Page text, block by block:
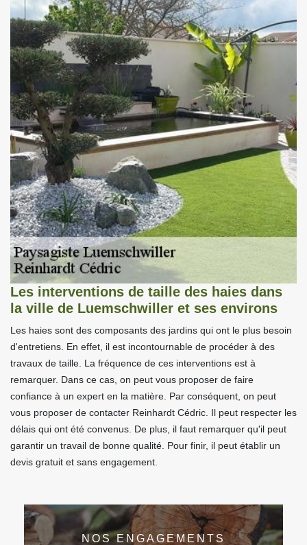
Les interventions de taille des haies dans
la ville de Luemschwiller et ses environs
Les haies sont des composants des jardins qui ont le plus besoin
d'entretiens. En effet, il est incontournable de procéder à des
travaux de taille. La fréquence de ces interventions est à
remarquer. Dans ce cas, on peut vous proposer de faire
confiance à un expert en la matière. Par conséquent, on peut
vous proposer de contacter Reinhardt Cédric. Il peut respecter les
délais qui ont été convenus. De plus, il faut remarquer qu'il peut
garantir un travail de bonne qualité. Pour finir, il peut établir un
devis gratuit et sans engagement.
NOS ENGAGEMENTS